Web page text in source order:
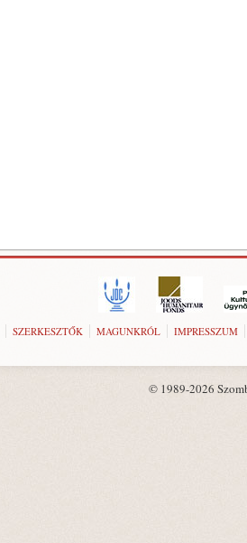
SZERKESZTŐK MAGUNKRÓL IMPRESSZUM
© 1989-2026